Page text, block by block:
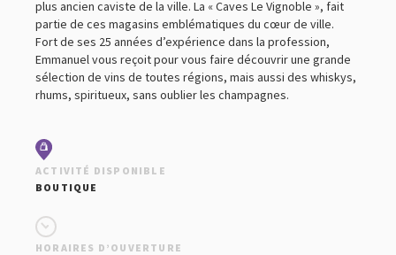
CULTURE & LOISIRS
HÉBERGEMENT
RESTAURATION ET ESTAMINETS
VOYAGES EN BIÈROLOGIE
plus ancien caviste de la ville. La « Caves Le Vignoble », fait
partie de ces magasins emblématiques du cœur de ville.
Fort de ses 25 années d’expérience dans la profession,
Emmanuel vous reçoit pour vous faire découvrir une grande
sélection de vins de toutes régions, mais aussi des whiskys,
rhums, spiritueux, sans oublier les champagnes.
ACTIVITÉ DISPONIBLE
BOUTIQUE
HORAIRES D’OUVERTURE